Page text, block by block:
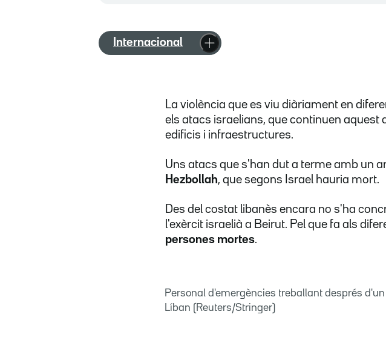
Internacional
La violència que es viu diàriament en
els atacs israelians, que continuen aquest
edificis i infraestructures.
Uns atacs que s'han dut a terme amb un
Hezbollah, que segons Israel hauria mort.
Des del costat libanès encara no s'ha
l'exèrcit israelià a Beirut. Pel que fa als
persones mortes.
Personal d'emergències treballant després
Líban (Reuters/Stringer)